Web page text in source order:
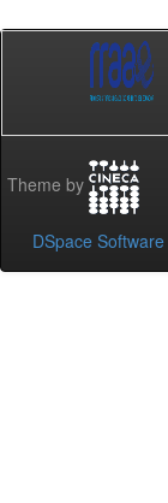
Theme by
DSpace Software